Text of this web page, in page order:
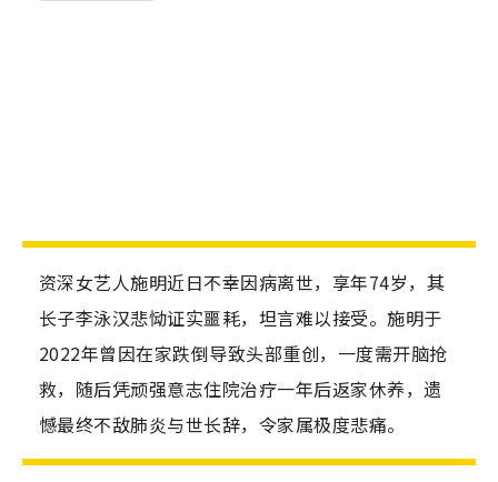
资深女艺人施明近日不幸因病离世，享年74岁，其
长子李泳汉悲恸证实噩耗，坦言难以接受。施明于
2022年曾因在家跌倒导致头部重创，一度需开脑抢
救，随后凭顽强意志住院治疗一年后返家休养，遗
憾最终不敌肺炎与世长辞，令家属极度悲痛。